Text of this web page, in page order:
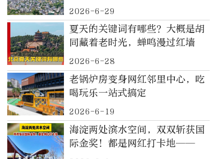
2026-6-29
夏天的关键词有哪些？大概是胡
同藏着老时光，蝉鸣漫过红墙
2026-6-28
老锅炉房变身网红邻里中心，吃
喝玩乐一站式搞定
2026-6-19
海淀两处滨水空间，双双斩获国
际金奖！都是网红打卡地——